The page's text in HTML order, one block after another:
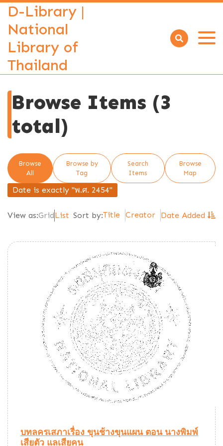
D-Library |
National
Library of
Thailand
Open
Browse Items (3
total)
Browse
All
Browse by
Tag
Search
Items
Browse
Map
Date is exactly "พ.ศ. 2454"
View as:GridList Sort by:Title Creator Date Added
บทลครเสภาเรื่อง ขุนช้างขุนแผน ตอน นางพิมพ์
เสียตัว แลเสียคน